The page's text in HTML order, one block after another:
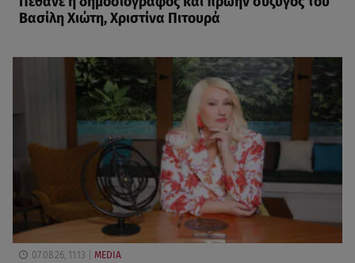
Βασίλη Χιώτη, Χριστίνα Πιτουρά
07.08.26, 11:13 MEDIA